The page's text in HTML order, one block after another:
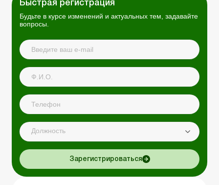
Быстрая регистрация
Будьте в курсе изменений и актуальных тем, задавайте
вопросы.
Должность
Зарегистрироваться